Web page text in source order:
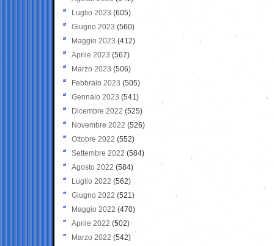
Luglio 2023 (605)
Giugno 2023 (560)
Maggio 2023 (412)
Aprile 2023 (567)
Marzo 2023 (506)
Febbraio 2023 (505)
Gennaio 2023 (541)
Dicembre 2022 (525)
Novembre 2022 (526)
Ottobre 2022 (552)
Settembre 2022 (584)
Agosto 2022 (584)
Luglio 2022 (562)
Giugno 2022 (521)
Maggio 2022 (470)
Aprile 2022 (502)
Marzo 2022 (542)